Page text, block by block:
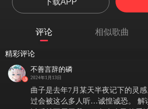
早樱在湖畔绽放又凋零
不知你可有雅兴
被谁牵住了心爱的宝物而
雨中腐烂的发酵的酸苹
记得吧
那是落叶前盼望的欣喜
评论 相似歌曲
精彩评论
不善言辞的磷
2024年1月13日
曲子是去年7月某天半夜记下的灵
过会被这么多人听…诚惶诚恐。 解